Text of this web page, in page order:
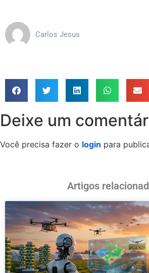
Carlos Jesus
Deixe um
Você precisa fazer o login para
Artigos